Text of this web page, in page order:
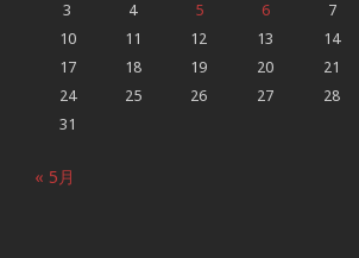
3
4 5 6 7
10
11 12 13 14
17
18 19 20 21
24
25 26 27 28
31
« 5月